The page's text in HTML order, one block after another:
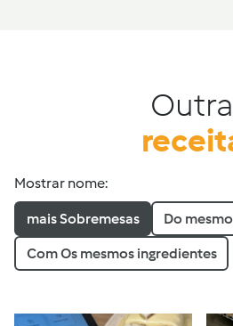
Mostrar nome:
mais Sobremesas Do
Com Os mesmos ingredientes